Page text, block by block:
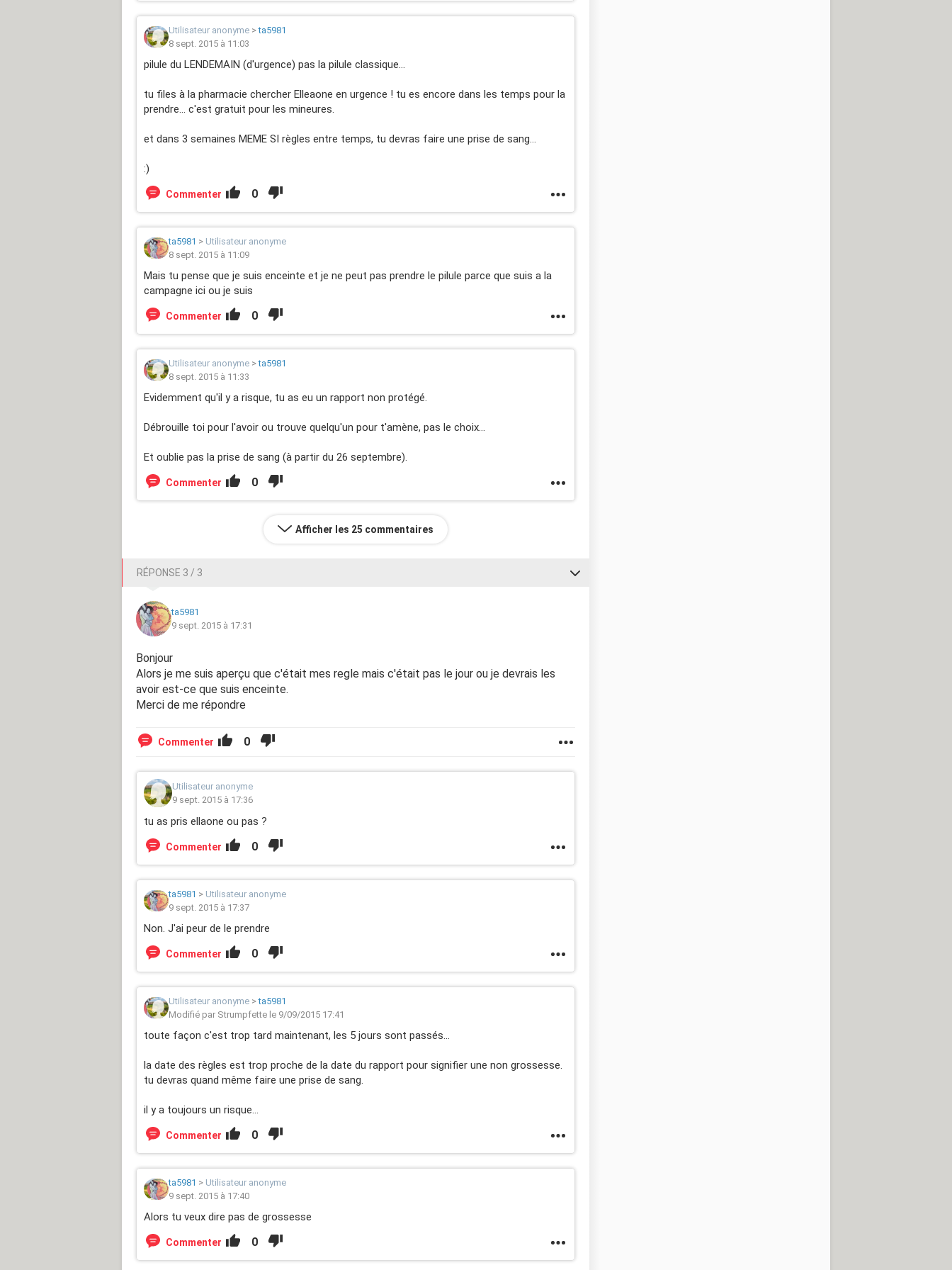
Utilisateur anonyme >ta5981
8 sept. 2015 à 11:03
pilule du LENDEMAIN (d'urgence) pas la pilule classique...
tu files à la pharmacie chercher Elleaone en urgence ! tu es encore dans les temps pour la
prendre... c'est gratuit pour les mineures.
et dans 3 semaines MEME SI règles entre temps, tu devras faire une prise de sang...
:)
Commenter 0
ta5981 > Utilisateur anonyme
8 sept. 2015 à 11:09
Mais tu pense que je suis enceinte et je ne peut pas prendre le pilule parce que suis a la
campagne ici ou je suis
Commenter 0
Utilisateur anonyme >ta5981
8 sept. 2015 à 11:33
Evidemment qu'il y a risque, tu as eu un rapport non protégé.
Débrouille toi pour l'avoir ou trouve quelqu'un pour t'amène, pas le choix...
Et oublie pas la prise de sang (à partir du 26 septembre).
Commenter 0
Afficher les 25 commentaires
RÉPONSE 3 / 3
ta5981
9 sept. 2015 à 17:31
Bonjour
Alors je me suis aperçu que c'était mes regle mais c'était pas le jour ou je devrais les
avoir est-ce que suis enceinte.
Merci de me répondre
Commenter 0
Utilisateur anonyme
9 sept. 2015 à 17:36
tu as pris ellaone ou pas ?
Commenter 0
ta5981 > Utilisateur anonyme
9 sept. 2015 à 17:37
Non. J'ai peur de le prendre
Commenter 0
Utilisateur anonyme >ta5981
Modifié par Strumpfette le 9/09/2015 17:41
toute façon c'est trop tard maintenant, les 5 jours sont passés...
la date des règles est trop proche de la date du rapport pour signifier une non grossesse.
tu devras quand même faire une prise de sang.
il y a toujours un risque...
Commenter 0
ta5981 > Utilisateur anonyme
9 sept. 2015 à 17:40
Alors tu veux dire pas de grossesse
Commenter 0